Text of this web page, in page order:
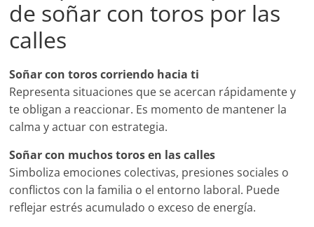
de soñar con toros por las
calles
Soñar con toros corriendo hacia ti
Representa situaciones que se acercan rápidamente y
te obligan a reaccionar. Es momento de mantener la
calma y actuar con estrategia.
Soñar con muchos toros en las calles
Simboliza emociones colectivas, presiones sociales o
conflictos con la familia o el entorno laboral. Puede
reflejar estrés acumulado o exceso de energía.